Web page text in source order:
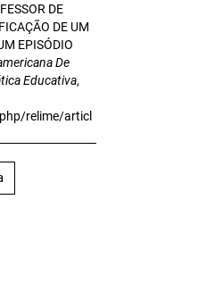
DE
DE UM
EPISÓDIO
De
Educativa,
relime/articl